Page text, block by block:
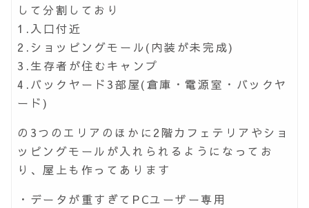
して分割しており
1.入口付近
2.ショッピングモール(内装が未完成)
3.生存者が住むキャンプ
4.バックヤード3部屋(倉庫・電源室・バックヤ
ード)
の3つのエリアのほかに2階カフェテリアやショ
ッピングモールが入れられるようになってお
り、屋上も作ってあります
・データが重すぎてPCユーザー専用